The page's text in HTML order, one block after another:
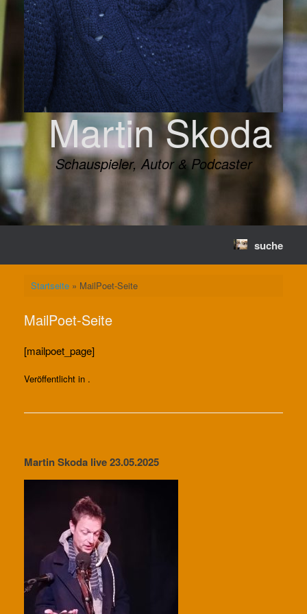
Martin Skoda
Schauspieler, Autor & Podcaster
suche
Startseite» MailPoet-Seite
MailPoet-Seite
[mailpoet_page]
Veröffentlicht in .
Martin Skoda live 23.05.2025